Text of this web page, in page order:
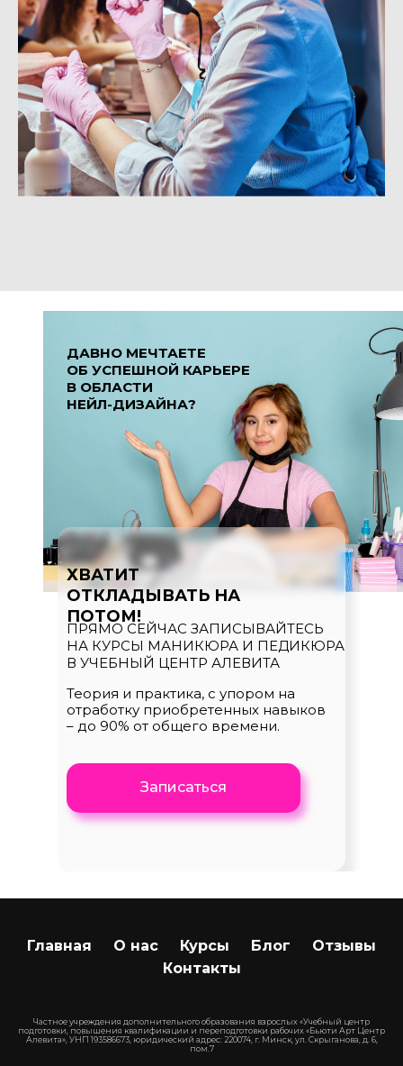
ПРЯМО СЕЙЧАС ЗАПИСЫВАЙТЕСЬ
НА КУРСЫ МАНИКЮРА И ПЕДИКЮРА
В УЧЕБНЫЙ ЦЕНТР АЛЕВИТА
Записаться
Теория и практика, с упором на
отработку приобретенных навыков
– до 90% от общего времени.
ДАВНО МЕЧТАЕТЕ
ОБ УСПЕШНОЙ КАРЬЕРЕ
В ОБЛАСТИ
НЕЙЛ-ДИЗАЙНА?
ХВАТИТ
ОТКЛАДЫВАТЬ НА
ПОТОМ!
Главная О нас Курсы Блог
Отзывы
Контакты
Частное учреждения дополнительного образования взрослых «Учебный центр
подготовки, повышения квалификации и переподготовки рабочих «Бьюти Арт Центр
Алевита», УНП 193586673, юридический адрес: 220074, г. Минск, ул. Скрыганова, д. 6,
пом.7